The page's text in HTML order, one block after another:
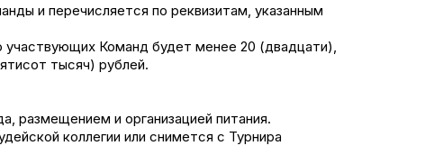
и перечисляется по реквизитам, указанным
участвующих Команд будет менее 20 (двадцати),
тысяч) рублей.
размещением и организацией питания.
коллегии или снимется с Турнира